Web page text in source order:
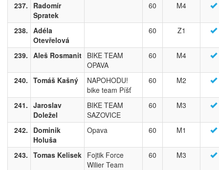
237.
Radomír
Spratek
60 M4
238. Adéla
Otevřelová
60 Z1
239. Aleš Rosmanit BIKE TEAM
OPAVA
60 M4
240. Tomáš Kašný
NAPOHODU!
bike team Píšť
60 M2
241. Jaroslav
Doležel
BIKE TEAM
SAZOVICE
60 M3
242.
Dominik
Holuša
Opava 60 M1
243. Tomas Kelisek Fojtik Force
Wilier Team
60 M3